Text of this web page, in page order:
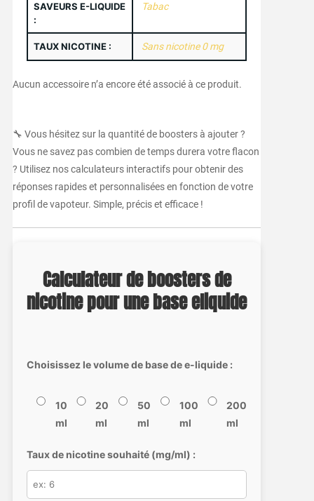
SAVEURS E-LIQUIDE
:
Tabac
TAUX NICOTINE : Sans nicotine 0 mg
Aucun accessoire n’a encore été associé à ce produit.
🔧 Vous hésitez sur la quantité de boosters à ajouter ?
Vous ne savez pas combien de temps durera votre flacon
? Utilisez nos calculateurs interactifs pour obtenir des
réponses rapides et personnalisées en fonction de votre
profil de vapoteur. Simple, précis et efficace !
Calculateur de boosters de
nicotine pour une base eliquide
Choisissez le volume de base de e-liquide :
10
ml
20
ml
50
ml
100
ml
200
ml
Taux de nicotine souhaité (mg/ml) :